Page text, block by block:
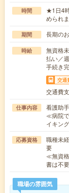
時間
★1日4
められ
期間 長期の
時給
無資格
払い／
手続き
交通
交通費
仕事内容
看護助手
≪病院
イキン
応募資格
職種未
要
≪無資
書は不
職場の雰囲気